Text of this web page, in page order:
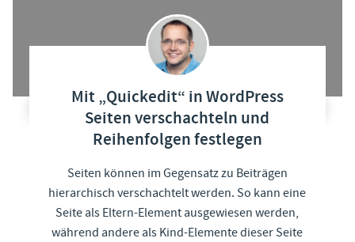
Mit „Quickedit“ in WordPress
Seiten verschachteln und
Reihenfolgen festlegen
Seiten können im Gegensatz zu Beiträgen
hierarchisch verschachtelt werden. So kann eine
Seite als Eltern-Element ausgewiesen werden,
während andere als Kind-Elemente dieser Seite